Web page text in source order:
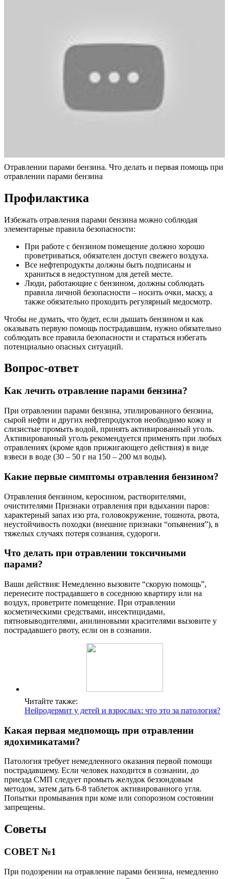
Отравлении парами бензина. Что делать и первая помощь при
отравлении парами бензина
Профилактика
Избежать отравления парами бензина можно соблюдая
элементарные правила безопасности:
При работе с бензином помещение должно хорошо
проветриваться, обязателен доступ свежего воздуха.
Все нефтепродукты должны быть подписаны и
храниться в недоступном для детей месте.
Люди, работающие с бензином, должны соблюдать
правила личной безопасности – носить очки, маску, а
также обязательно проходить регулярный медосмотр.
Чтобы не думать, что будет, если дышать бензином и как
оказывать первую помощь пострадавшим, нужно обязательно
соблюдать все правила безопасности и стараться избегать
потенциально опасных ситуаций.
Вопрос-ответ
Как лечить отравление парами бензина?
При отравлении парами бензина, этилированного бензина,
сырой нефти и других нефтепродуктов необходимо кожу и
слизистые промыть водой, принять активированный уголь.
Активированный уголь рекомендуется применять при любых
отравлениях (кроме ядов прижигающего действия) в виде
взвеси в воде (30 – 50 г на 150 – 200 мл воды).
Какие первые симптомы отравления бензином?
Отравления бензином, керосином, растворителями,
очистителями Признаки отравления при вдыхании паров:
характерный запах изо рта, головокружение, тошнота, рвота,
неустойчивость походки (внешние признаки “опьянения”), в
тяжелых случаях потеря сознания, судороги.
Что делать при отравлении токсичными
парами?
Ваши действия: Немедленно вызовите “скорую помощь”,
перенесите пострадавшего в соседнюю квартиру или на
воздух, проветрите помещение. При отравлении
косметическими средствами, инсектицидами,
пятновыводителями, анилиновыми красителями вызовите у
пострадавшего рвоту, если он в сознании.
Читайте также:
Нейродермит у детей и взрослых: что это за патология?
Какая первая медпомощь при отравлении
ядохимикатами?
Патология требует немедленного оказания первой помощи
пострадавшему. Если человек находится в сознании, до
приезда СМП следует промыть желудок беззондовым
методом, затем дать 6-8 таблеток активированного угля.
Попытки промывания при коме или сопорозном состоянии
запрещены.
Советы
СОВЕТ №1
При подозрении на отравление парами бензина, немедленно